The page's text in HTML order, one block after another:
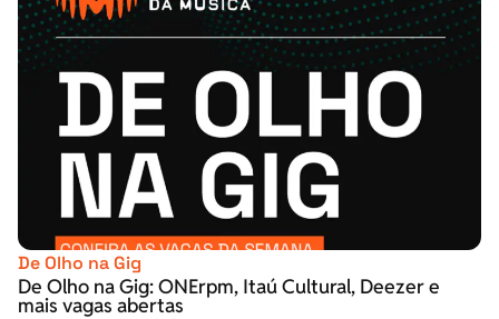
De Olho na Gig
De Olho na Gig: ONErpm, Itaú Cultural, Deezer e
mais vagas abertas